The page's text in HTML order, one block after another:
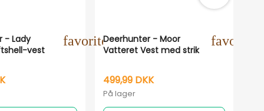
- Lady
vest
favorite_outline
Deerhunter - Moor
Vatteret Vest med strik
499,99 DKK
På lager